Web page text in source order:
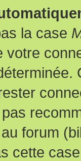
la case
votre
forum
cette